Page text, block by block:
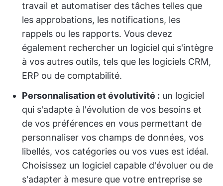
travail et automatiser des tâches telles que
les approbations, les notifications, les
rappels ou les rapports. Vous devez
également rechercher un logiciel qui s'intègre
à vos autres outils, tels que les logiciels CRM,
ERP ou de comptabilité.
Personnalisation et évolutivité : un logiciel
qui s'adapte à l'évolution de vos besoins et
de vos préférences en vous permettant de
personnaliser vos champs de données, vos
libellés, vos catégories ou vos vues est idéal.
Choisissez un logiciel capable d'évoluer ou de
s'adapter à mesure que votre entreprise se